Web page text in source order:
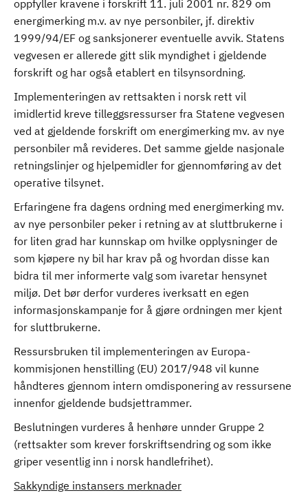
oppfyller kravene i forskrift 11. juli 2001 nr. 829 om
energimerking m.v. av nye personbiler, jf. direktiv
1999/94/EF og sanksjonerer eventuelle avvik. Statens
vegvesen er allerede gitt slik myndighet i gjeldende
forskrift og har også etablert en tilsynsordning.
Implementeringen av rettsakten i norsk rett vil
imidlertid kreve tilleggsressurser fra Statene vegvesen
ved at gjeldende forskrift om energimerking mv. av nye
personbiler må revideres. Det samme gjelde nasjonale
retningslinjer og hjelpemidler for gjennomføring av det
operative tilsynet.
Erfaringene fra dagens ordning med energimerking mv.
av nye personbiler peker i retning av at sluttbrukerne i
for liten grad har kunnskap om hvilke opplysninger de
som kjøpere ny bil har krav på og hvordan disse kan
bidra til mer informerte valg som ivaretar hensynet
miljø. Det bør derfor vurderes iverksatt en egen
informasjonskampanje for å gjøre ordningen mer kjent
for sluttbrukerne.
Ressursbruken til implementeringen av Europa-
kommisjonen henstilling (EU) 2017/948 vil kunne
håndteres gjennom intern omdisponering av ressursene
innenfor gjeldende budsjettrammer.
Beslutningen vurderes å henhøre unnder Gruppe 2
(rettsakter som krever forskriftsendring og som ikke
griper vesentlig inn i norsk handlefrihet).
Sakkyndige instansers merknader